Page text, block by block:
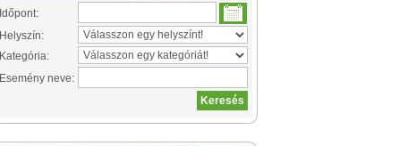
Időpont:
Helyszín:
Kategória:
Esemény neve: